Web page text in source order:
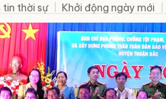
tin thời sự Khởi động ngày mới